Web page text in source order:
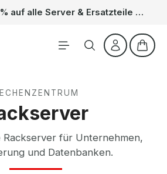
Sommer-Deal: 15% auf alle Server & Ersatzteile – Kein Code nötig, der Rabatt wird automatisch im Warenkorb abgezogen. Gültig vom 01.06. bis 31.08.
Rackserver für Unternehmen,
und Datenbanken.